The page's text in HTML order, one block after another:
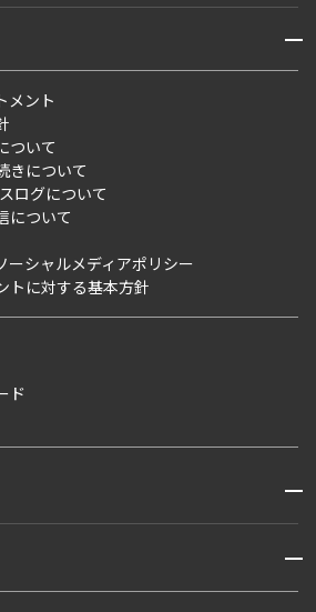
区）
区以外）
まで
社仲介事業部取り扱い物件入居申込
開閉
メント
ついて
きについて
ログについて
について
ーシャルメディアポリシー
トに対する基本方針
ド
開閉
開閉